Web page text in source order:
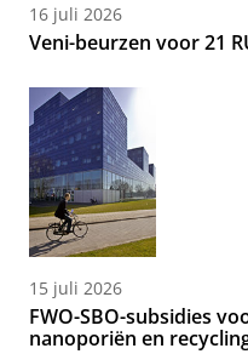
16 juli 2026
Veni-beurzen voor 21
15 juli 2026
FWO-SBO-subsidies
nanoporiën en